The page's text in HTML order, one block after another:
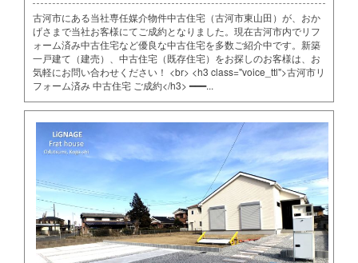
古河市にある当社専任媒介物件中古住宅（古河市東山田）が、おか
げさまで当社お客様にてご成約となりました。現在古河市内でリフ
ォーム済み中古住宅など優良な中古住宅を多数ご紹介中です。新築
一戸建て（建売）、中古住宅（既存住宅）をお探しのお客様は、お
気軽にお問い合わせください！ <br> <h3 class="voice_ttl">古河市リ
フォーム済み 中古住宅 ご成約</h3> ━━━...